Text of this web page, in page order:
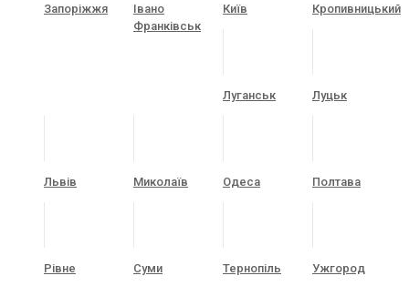
Запоріжжя
Івано
Франківськ
Київ Кропивницький
Луганськ Луцьк
Львів Миколаїв Одеса Полтава
Рівне Суми Тернопіль Ужгород